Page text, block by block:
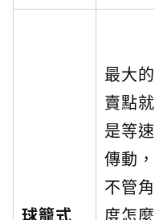
球籠式
最大的
賣點就
是等速
傳動，
不管角
度怎麼